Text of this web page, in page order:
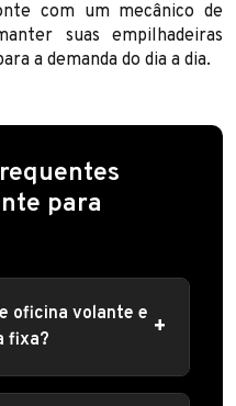
com um mecânico de
suas empilhadeiras
a demanda do dia a dia.
para
oficina volante e
fixa?